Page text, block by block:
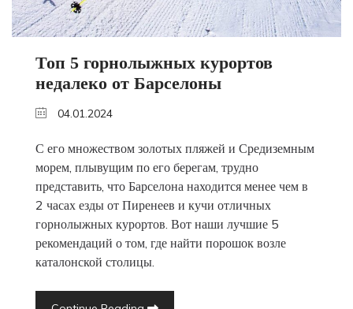
Топ 5 горнолыжных курортов
недалеко от Барселоны
04.01.2024
С его множеством золотых пляжей и Средиземным
морем, плывущим по его берегам, трудно
представить, что Барселона находится менее чем в
2 часах езды от Пиренеев и кучи отличных
горнолыжных курортов. Вот наши лучшие 5
рекомендаций о том, где найти порошок возле
каталонской столицы.